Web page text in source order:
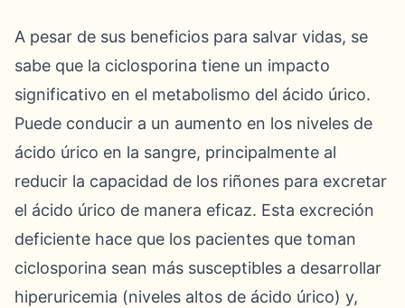
A pesar de sus beneficios para salvar vidas, se
sabe que la ciclosporina tiene un impacto
significativo en el metabolismo del ácido úrico.
Puede conducir a un aumento en los niveles de
ácido úrico en la sangre, principalmente al
reducir la capacidad de los riñones para excretar
el ácido úrico de manera eficaz. Esta excreción
deficiente hace que los pacientes que toman
ciclosporina sean más susceptibles a desarrollar
hiperuricemia (niveles altos de ácido úrico) y,